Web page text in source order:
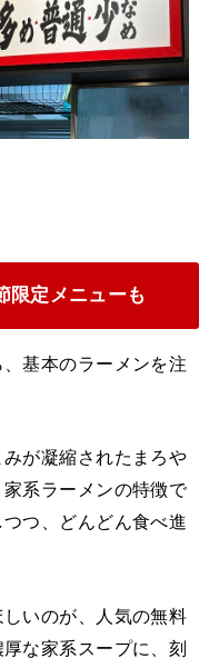
限定メニューも
基本のラーメンを注
が凝縮されたまろや
系ラーメンの特徴で
つ、どんどん食べ進
いのが、人気の無料
な家系スープに、刻